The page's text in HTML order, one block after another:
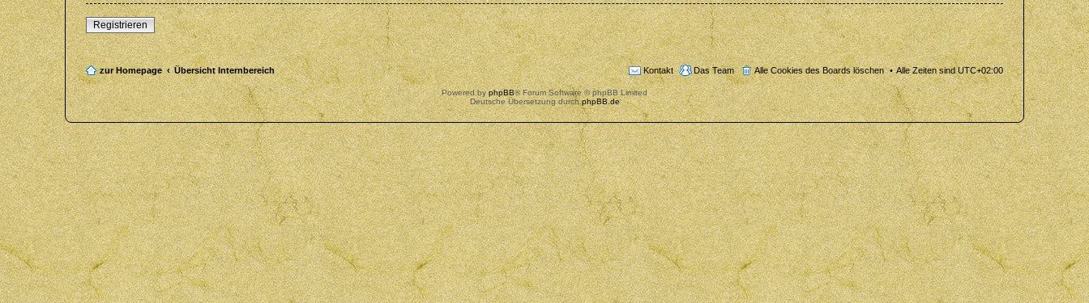
Registrieren
zur Homepage Übersicht Internbereich Alle Zeiten sindUTC+02:00
Alle Cookies des Boards löschen
Das Team
Kontakt
Powered byphpBB® Forum Software © phpBB Limited
Deutsche Übersetzung durchphpBB.de